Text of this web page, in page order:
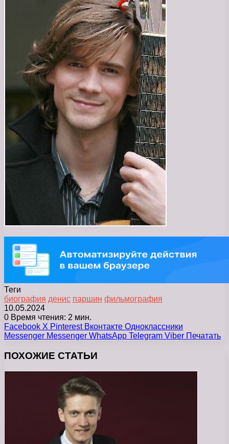
Теги
биография денис паршин фильмография
10.05.2024
0 Время чтения: 2 мин.
Facebook X Pinterest Вконтакте Одноклассники
Messenger Messenger WhatsApp Telegram Viber Печатать
ПОХОЖИЕ СТАТЬИ